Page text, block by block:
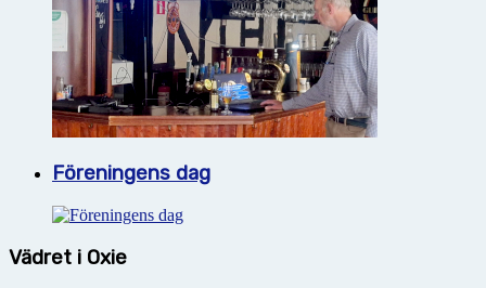
Föreningens dag
Vädret i Oxie